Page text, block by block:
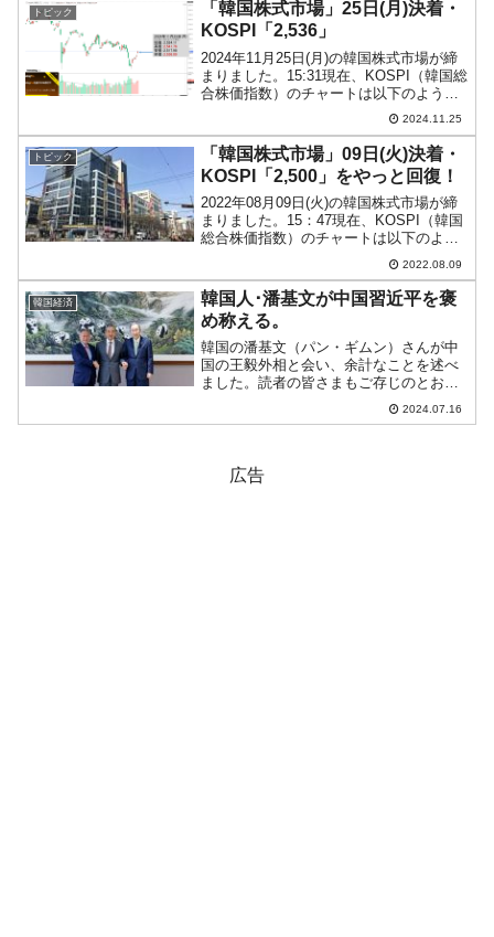
内乱疑惑を調査し、尹...
トピック
「韓国株式市場」25日(月)決着・
KOSPI「2,536」
2024年11月25日(月)の韓国株式市場が締
まりました。15:31現在、KOSPI（韓国総
合株価指数）のチャートは以下のように
『Investing.com』より引用）。投資家別
売買動向は以下です。⇒データ引用元：
『...
2024.11.25
トピック
「韓国株式市場」09日(火)決着・
KOSPI「2,500」をやっと回復！
2022年08月09日(火)の韓国株式市場が締
まりました。15：47現在、KOSPI（韓国
総合株価指数）のチャートは以下のよう
『Investing.com』より引用）。やっと
2,500を回復しました。KOSPIは「...
2022.08.09
韓国経済
韓国人･潘基文が中国習近平を褒
め称える。
韓国の潘基文（パン・ギムン）さんが中
国の王毅外相と会い、余計なことを述べ
ました。読者の皆さまもご存じのとお
り、潘基文（パン・ギムン）さんは国連
事務総長を務めた人です。韓国メディア
2024.07.16
広告